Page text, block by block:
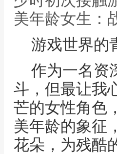
美年龄女生：
游戏世界的
作为一名资
斗，但最让我
芒的女性角色
美年龄的象征
花朵，为残酷